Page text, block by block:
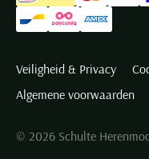
Veiligheid & Privacy
Algemene voorwaarden
© 2026 Schulte